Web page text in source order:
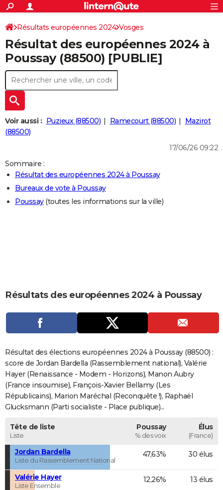
ACTUALITÉS
Politique
Société
Faits Divers
Education
Monde
Villes
+
SPORT
Coupe du monde 2026
Football
Tennis
Cyclisme
Rugby
Forum
Programme TV
TNT
Streaming
Cinéma
Sorties cinéma
Musique
+
FINANCE
Retraite
Impôts
Epargne
Immobilier
Risques naturels par ville
Banque
Assurance
Crédit
AUTO
Essais
Réserver un essai
Citadines
Berlines
SUV
Forum auto
+
HIGH-TECH
Mobiles
Meilleur smartphone
Internet
Ordinateurs
Jeux vidéo
Guide high-tech
+
BRICOLAGE
Guides de France
Escapades
Patrimoine
Expositions
Musées
Week-end nature
LIFESTYLE
Art de vivre
Bien-être
Loisirs
Mode
Modes de vie
CARTE DE VOEUX
Carte de Noël
Carte Bonne année
Carte Saint-Valentin
Carte Pâques
Carte d'anniversaire
DICTIONNAIRE
Dictionnaire
Biographies
Citations
Expressions
Proverbes
PROGRAMME TV
COPAINS D'AVANT
S'inscrire
Se connecter
Lycées
Collèges
Primaires
Universités
Entreprises
Service militaire
Avis de recherche
AVIS DE DÉCÈS
FORUM
S'inscrire
Connexion
Résultats européennes 2024 Vosges
Résultat des européennes 2024 à
Poussay (88500) [PUBLIE]
Voir aussi : Puzieux (88500) Ramecourt (88500)
Mazirot
(88500)
17/06/26 09:22
Sommaire :
Résultat des européennes 2024 à Poussay
Bureaux de vote à Poussay
Poussay(toutes les informations sur la ville)
Résultats des européennes 2024 à Poussay
Résultat des élections européennes 2024 à Poussay (88500) :
score de Jordan Bardella (Rassemblement national), Valérie
Hayer (Renaissance - Modem - Horizons), Manon Aubry
(France insoumise), François-Xavier Bellamy (Les
Républicains), Marion Maréchal (Reconquête !), Raphaël
Glucksmann (Parti socialiste - Place publique)...
Tête de liste
Liste
Poussay
% des voix
Élus
(France)
Jordan Bardella
Liste du Rassemblement National
47,63% 30 élus
Valérie Hayer
Liste Ensemble
12,26% 13 élus